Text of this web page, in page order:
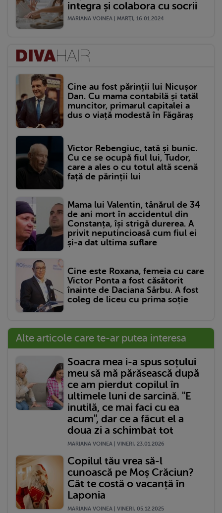
integra și colabora cu socrii
MARIANA VOINEA | MARŢI, 16.01.2024
Cine au fost părinții lui Nicușor
Dan. Cu mama contabilă și tatăl
muncitor, primarul capitalei a
dus o viață modestă în Făgăraș
Victor Rebengiuc, tată și bunic.
Cu ce se ocupă fiul lui, Tudor,
care a ales o cu totul altă scenă
față de părinții lui
Mama lui Valentin, tânărul de 34
de ani mort în accidentul din
Constanța, își strigă durerea. A
privit neputincioasă cum fiul ei
și-a dat ultima suflare
Cine este Roxana, femeia cu care
Victor Ponta a fost căsătorit
înainte de Daciana Sârbu. A fost
coleg de liceu cu prima soție
Alte articole care te-ar putea interesa
Soacra mea i-a spus soțului
meu să mă părăsească după
ce am pierdut copilul în
ultimele luni de sarcină. "E
inutilă, ce mai faci cu ea
acum", dar ce a făcut el a
doua zi a schimbat tot
MARIANA VOINEA | VINERI, 23.01.2026
Copilul tău vrea să-l
cunoască pe Moș Crăciun?
Cât te costă o vacanță în
Laponia
MARIANA VOINEA | VINERI, 05.12.2025